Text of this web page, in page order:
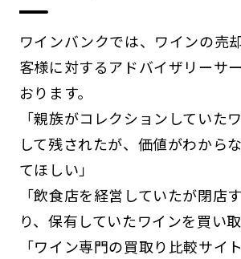
ワインバンクでは、ワインの売
客様に対するアドバイザリーサ
おります。
「親族がコレクションしていた
して残されたが、価値がわから
てほしい」
「飲食店を経営していたが閉店
り、保有していたワインを買い
「ワイン専門の買取り比較サイ